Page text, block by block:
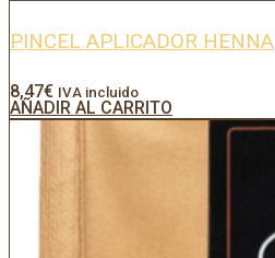
PINCEL APLICADOR HENNA
8,47€ IVA incluido
AÑADIR AL CARRITO